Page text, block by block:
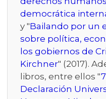
democrática
y "Bailando por un
sobre política,
los gobiernos de
Kirchner" (2017).
libros, entre ellos "
Declaración